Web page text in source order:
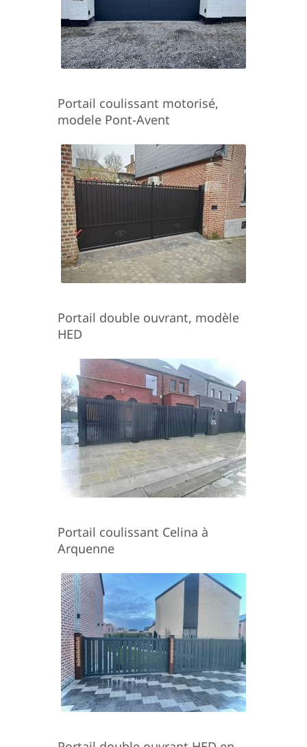
Portail coulissant motorisé,
modele Pont-Avent
Portail double ouvrant, modèle
HED
Portail coulissant Celina à
Arquenne